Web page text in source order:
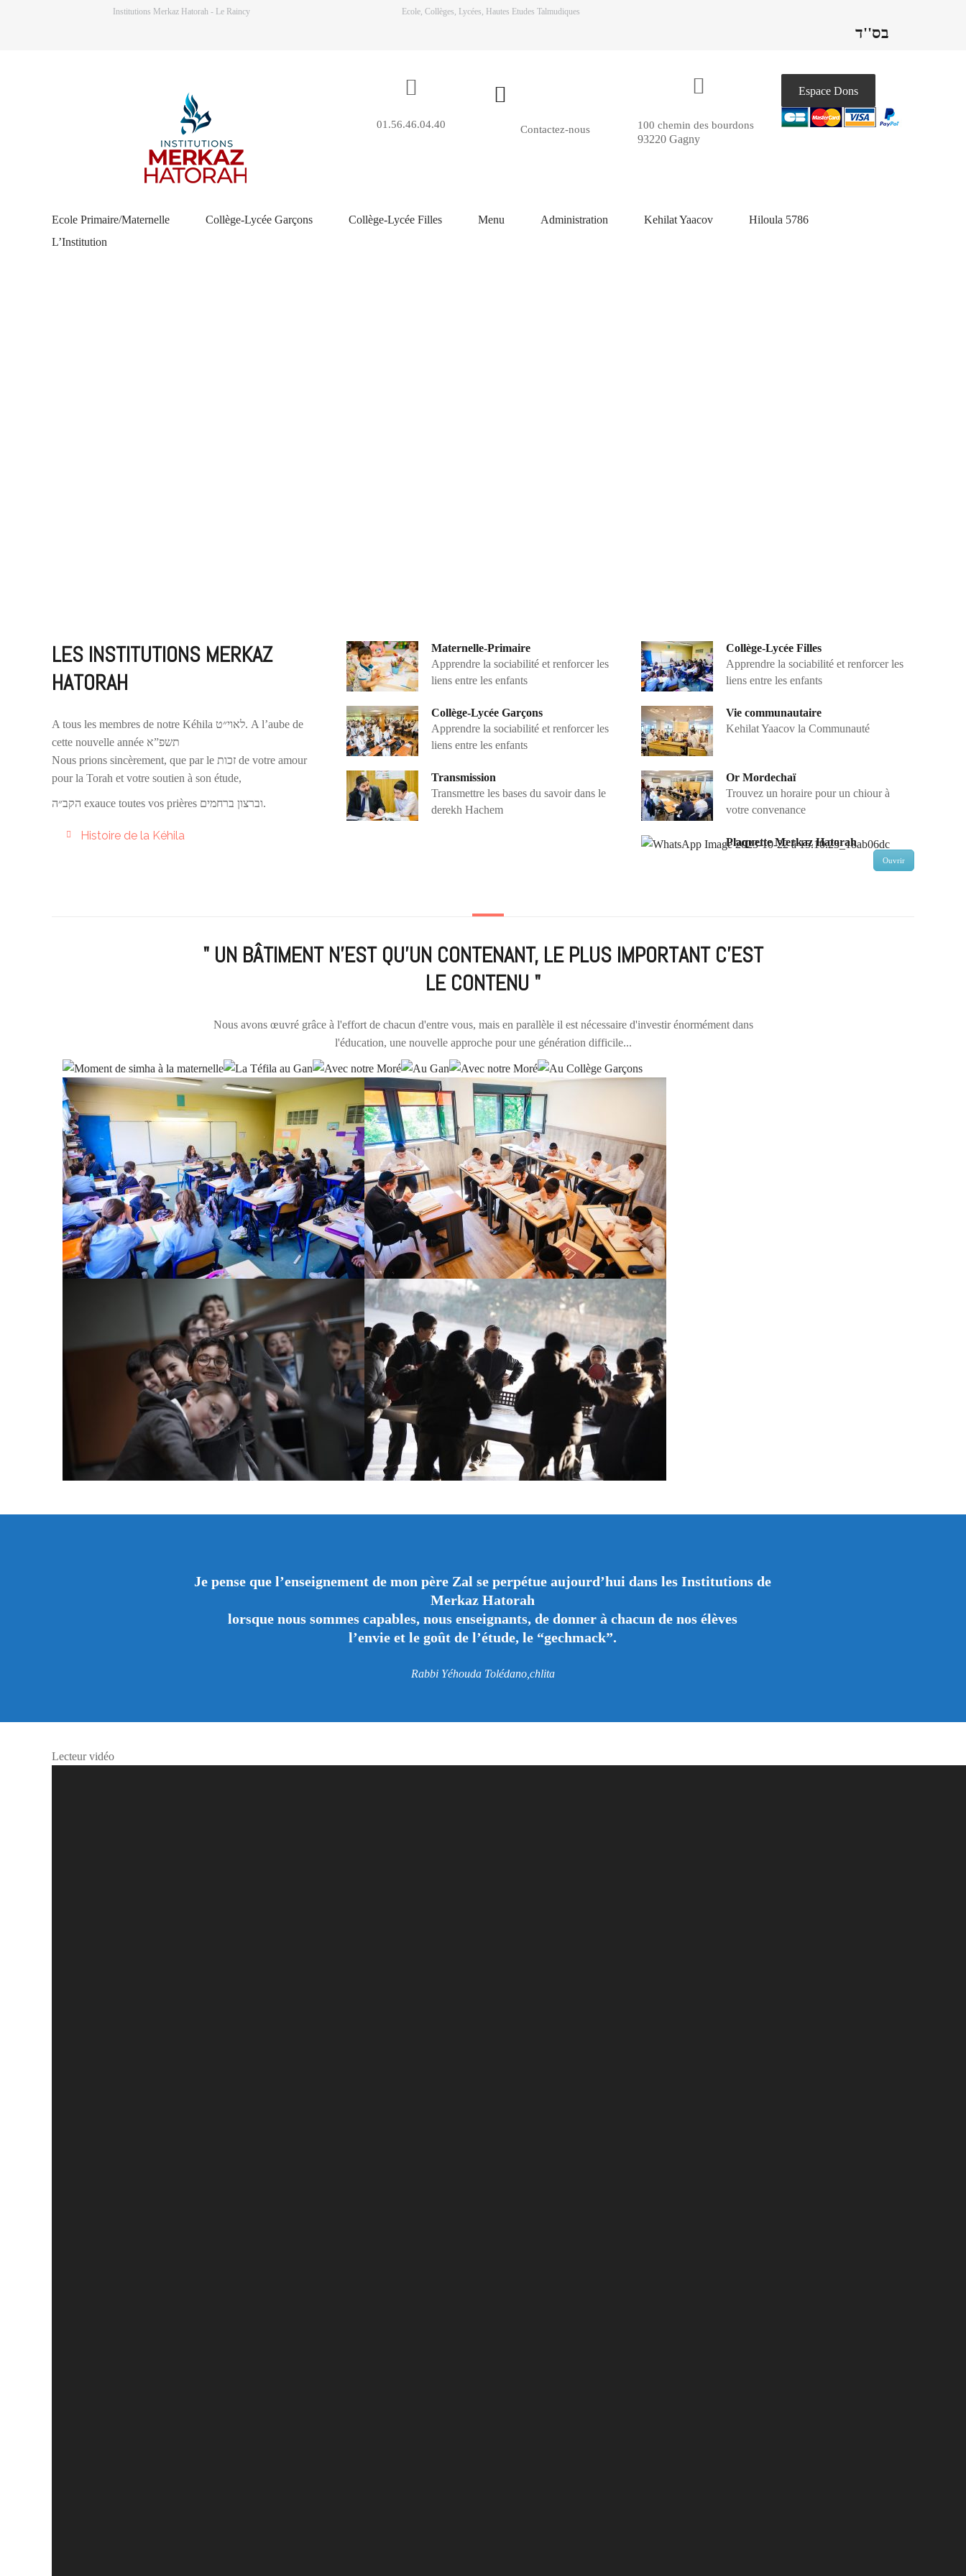
Institutions Merkaz Hatorah - Le Raincy Ecole, Collèges, Lycées, Hautes Etudes Talmudiques
בס''ד
01.56.46.04.40 Contactez-nous 100 chemin des bourdons
93220 Gagny
Espace Dons
Ecole Primaire/Maternelle Collège-Lycée Garçons Collège-Lycée Filles Menu Administration Kehilat Yaacov
Hiloula 5786
L’Institution
LES INSTITUTIONS MERKAZ
HATORAH
A tous les membres de notre Kéhila לאוי״ט. A l’aube de
cette nouvelle année תשפ”א
Nous prions sincèrement, que par le זכות de votre amour
pour la Torah et votre soutien à son étude,
הקב״ה exauce toutes vos prières וברצון ברחמים.
Histoire de la Kéhila
Maternelle-Primaire
Apprendre la sociabilité et renforcer les
liens entre les enfants
Collège-Lycée Garçons
Apprendre la sociabilité et renforcer les
liens entre les enfants
Transmission
Transmettre les bases du savoir dans le
derekh Hachem
Collège-Lycée Filles
Apprendre la sociabilité et renforcer les
liens entre les enfants
Vie communautaire
Kehilat Yaacov la Communauté
Or Mordechaï
Trouvez un horaire pour un chiour à
votre convenance
Plaquette Merkaz Hatorah
Ouvrir
" UN BÂTIMENT N'EST QU'UN CONTENANT, LE PLUS IMPORTANT C'EST
LE CONTENU "
Nous avons œuvré grâce à l'effort de chacun d'entre vous, mais en parallèle il est nécessaire d'investir énormément dans
l'éducation, une nouvelle approche pour une génération difficile...
Je pense que l’enseignement de mon père Zal se perpétue aujourd’hui dans les Institutions de
Merkaz Hatorah
lorsque nous sommes capables, nous enseignants, de donner à chacun de nos élèves
l’envie et le goût de l’étude, le “gechmack”.
Rabbi Yéhouda Tolédano,chlita
Lecteur vidéo